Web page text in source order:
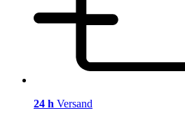
24 h Versand